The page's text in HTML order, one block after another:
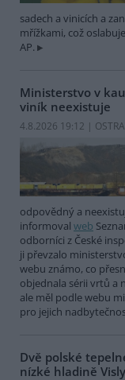
sadech a vinicích a
mřížkami, což
AP.
Ministerstvo v
viník neexistuje
4.8.2026 19:12 |
odpovědný a
informoval web
odborníci z České
ji převzalo
webu známo, co
objednala sérii vrtů a
ale měl podle webu
pro jejich
Dvě polské
nízké hladině Visly